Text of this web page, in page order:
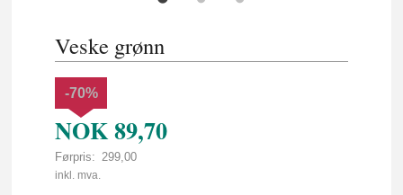
Veske grønn
NOK89,70
Førpris: 299,00
Rabatt
-70%
inkl. mva.